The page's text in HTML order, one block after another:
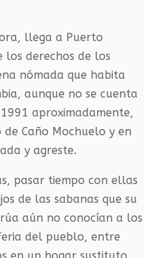
llega a Puerto
derechos de los
nómada que habita
aunque no se cuenta
aproximadamente,
Caño Mochuelo y en
y agreste.
pasar tiempo con ellas
de las sabanas que su
aún no conocían a los
del pueblo, entre